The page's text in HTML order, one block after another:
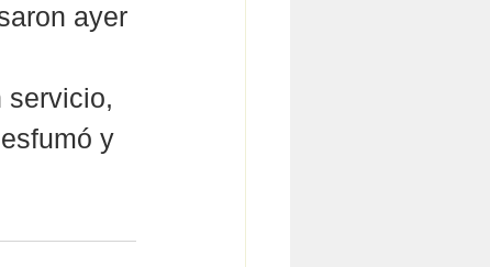
ayer
servicio,
y